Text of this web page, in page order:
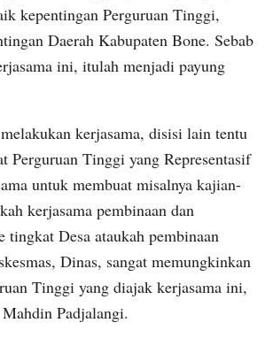
kepentingan Perguruan Tinggi,
Daerah Kabupaten Bone. Sebab
ini, itulah menjadi payung
kerjasama, disisi lain tentu
Perguruan Tinggi yang Representasif
untuk membuat misalnya kajian-
kerjasama pembinaan dan
tingkat Desa ataukah pembinaan
Dinas, sangat memungkinkan
Tinggi yang diajak kerjasama ini,
Padjalangi.